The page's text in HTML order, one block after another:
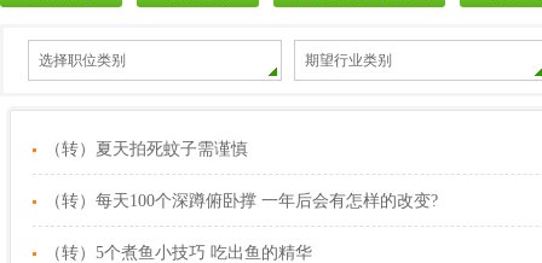
选择职位类别 期望行业类别
（转）夏天拍死蚊子需谨慎
（转）每天100个深蹲俯卧撑 一年后会有怎样的改变?
（转）5个煮鱼小技巧 吃出鱼的精华